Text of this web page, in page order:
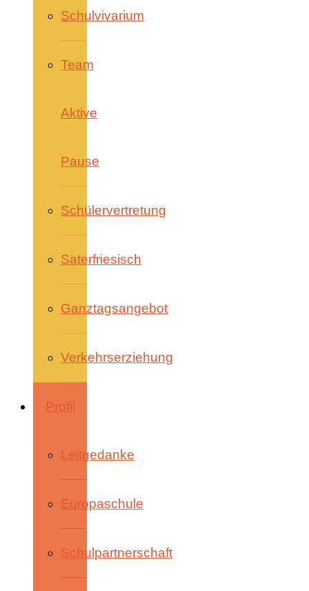
Schulvivarium
Team
Aktive
Pause
Schülervertretung
Saterfriesisch
Ganztagsangebot
Verkehrserziehung
Profil
Leitgedanke
Europaschule
Schulpartnerschaft